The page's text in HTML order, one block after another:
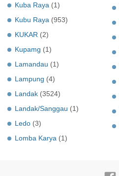
Kuba Raya (1)
Kubu Raya (953)
KUKAR (2)
Kupamg (1)
Lamandau (1)
Lampung (4)
Landak (3524)
Landak/Sanggau (1)
Ledo (3)
Lomba Karya (1)